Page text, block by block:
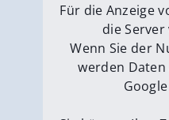
Externe
Für die Anzeige
die Server
Wenn Sie der
werden Daten